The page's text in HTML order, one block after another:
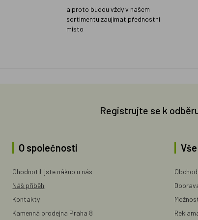
a proto budou vždy v našem
sortimentu zaujímat přednostní
místo
Registrujte se k
O společnosti
Ohodnotili jste nákup u nás
Náš příběh
Kontakty
Kamenná prodejna Praha 8